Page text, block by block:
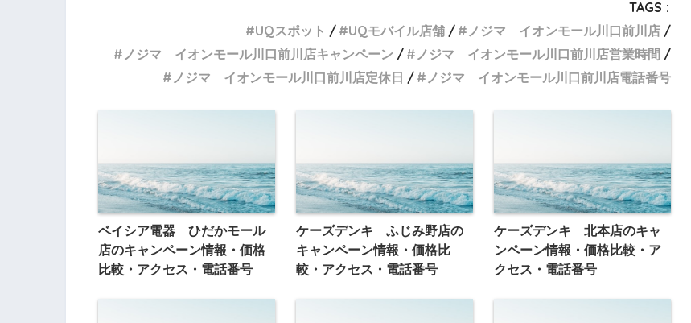
TAGS :
UQスポット
UQモバイル店舗
ノジマ イオンモール川口前川店
ノジマ イオンモール川口前川店キャンペーン
ノジマ イオンモール川口前川店営業時間
ノジマ イオンモール川口前川店定休日
ノジマ イオンモール川口前川店電話番号
ベイシア電器 ひだかモール
店のキャンペーン情報・価格
比較・アクセス・電話番号
ケーズデンキ ふじみ野店の
キャンペーン情報・価格比
較・アクセス・電話番号
ケーズデンキ 北本店のキャ
ンペーン情報・価格比較・ア
クセス・電話番号